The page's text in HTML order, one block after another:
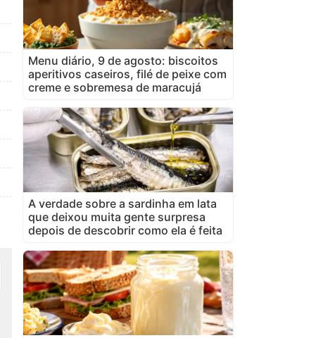
Menu diário, 9 de agosto: biscoitos
aperitivos caseiros, filé de peixe com
creme e sobremesa de maracujá
A verdade sobre a sardinha em lata
que deixou muita gente surpresa
depois de descobrir como ela é feita